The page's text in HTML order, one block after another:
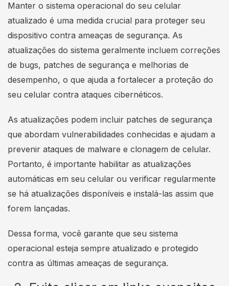
Manter o sistema operacional do seu celular
atualizado é uma medida crucial para proteger seu
dispositivo contra ameaças de segurança. As
atualizações do sistema geralmente incluem correções
de bugs, patches de segurança e melhorias de
desempenho, o que ajuda a fortalecer a proteção do
seu celular contra ataques cibernéticos.
As atualizações podem incluir patches de segurança
que abordam vulnerabilidades conhecidas e ajudam a
prevenir ataques de malware e clonagem de celular.
Portanto, é importante habilitar as atualizações
automáticas em seu celular ou verificar regularmente
se há atualizações disponíveis e instalá-las assim que
forem lançadas.
Dessa forma, você garante que seu sistema
operacional esteja sempre atualizado e protegido
contra as últimas ameaças de segurança.